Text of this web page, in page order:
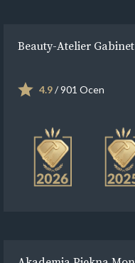
Beauty-Atelier
4.9/ 901 Ocen